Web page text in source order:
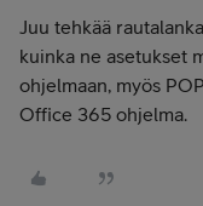
Juu tehkää
kuinka ne asetukset
ohjelmaan, myös
Office 365 ohjelma.